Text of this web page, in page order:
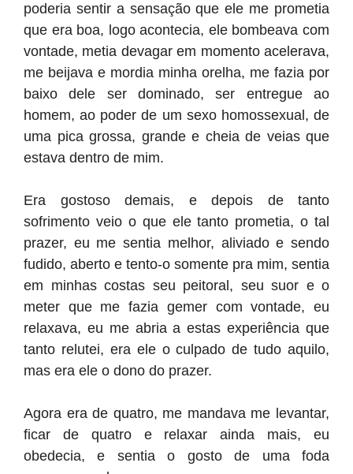
poderia sentir a sensação que ele me prometia
que era boa, logo acontecia, ele bombeava com
vontade, metia devagar em momento acelerava,
me beijava e mordia minha orelha, me fazia por
baixo dele ser dominado, ser entregue ao
homem, ao poder de um sexo homossexual, de
uma pica grossa, grande e cheia de veias que
estava dentro de mim.
Era gostoso demais, e depois de tanto
sofrimento veio o que ele tanto prometia, o tal
prazer, eu me sentia melhor, aliviado e sendo
fudido, aberto e tento-o somente pra mim, sentia
em minhas costas seu peitoral, seu suor e o
meter que me fazia gemer com vontade, eu
relaxava, eu me abria a estas experiência que
tanto relutei, era ele o culpado de tudo aquilo,
mas era ele o dono do prazer.
Agora era de quatro, me mandava me levantar,
ficar de quatro e relaxar ainda mais, eu
obedecia, e sentia o gosto de uma foda